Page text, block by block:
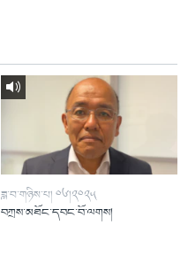
ཟླ་བ་གཉིས་པ། ༠༦།༢༠༢༥
བཀྲས་མཐོང་དབང་བོ་ལགས།